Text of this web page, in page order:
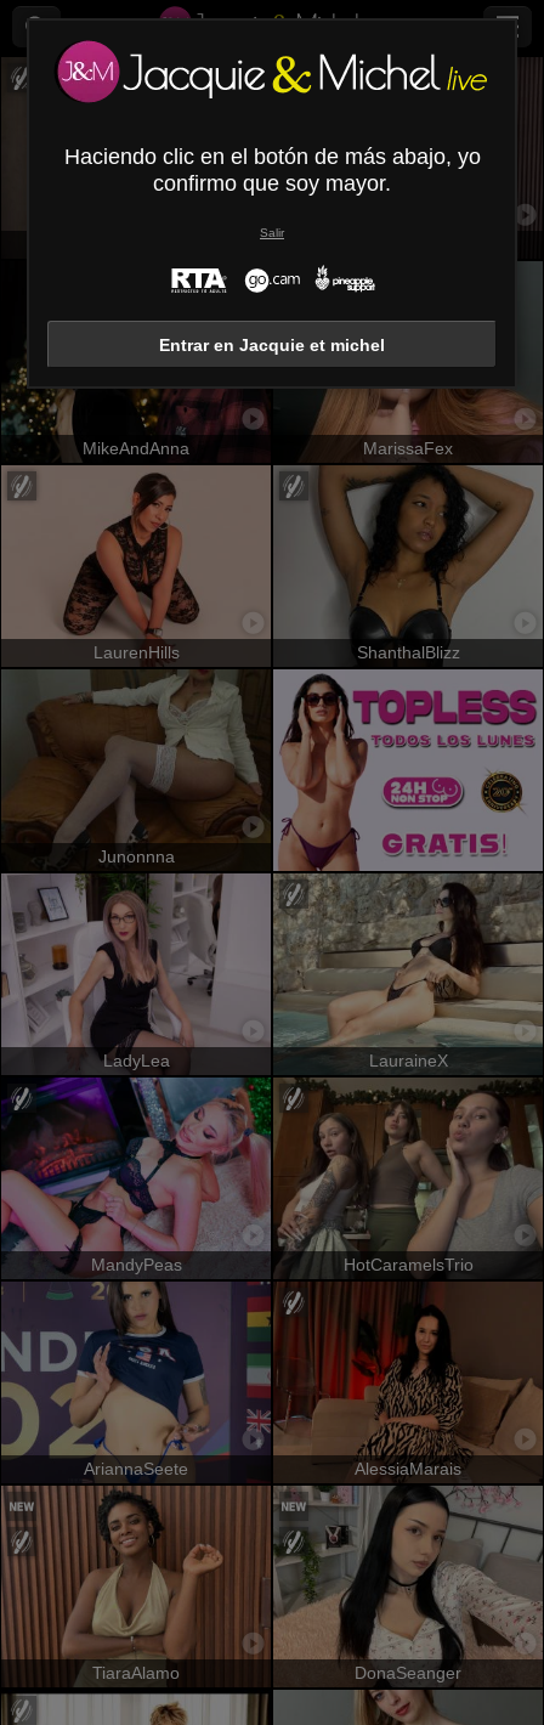
MikeAndAnna MarissaFex
LaurenHills ShanthalBlizz
Junonnna
LadyLea LauraineX
MandyPeas HotCaramelsTrio
AriannaSeete AlessiaMarais
TiaraAlamo DonaSeanger
Haciendo clic en el botón de más abajo, yo
confirmo que soy mayor.
Salir
Entrar en Jacquie et michel